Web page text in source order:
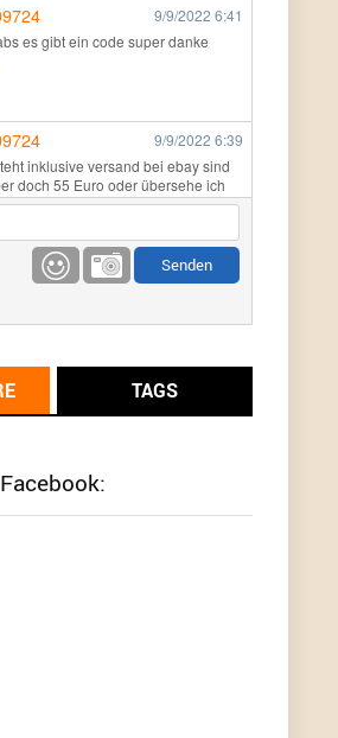
9/9/2022 6:41
es gibt ein code super danke
9/9/2022 6:39
inklusive versand bei ebay sind
doch 55 Euro oder übersehe ich
9/1/20226:17
hast den Sinn eines
noch immer nicht
9/1/2022
sind Tagespreise!
TAGS